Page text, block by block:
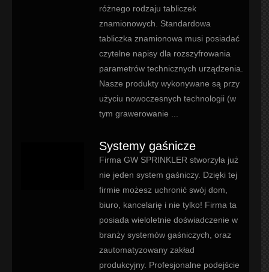
różnego rodzaju tabliczek
znamionowych. Standardowa
tabliczka znamionowa musi posiadać
czytelne napisy dla rozszyfrowania
parametrów technicznych urządzenia.
Nasze produkty wykonywane są przy
użyciu nowoczesnych technologii (w
tym grawerowanie ...
Systemy gaśnicze
Firma GW SPRINKLER stworzyła już
nie jeden system gaśniczy. Dzięki tej
firmie możesz uchronić swój dom,
biuro, kancelarię i nie tylko! Firma ta
posiada wieloletnie doświadczenie w
branży systemów gaśniczych, oraz
zautomatyzowany zakład
produkcyjny. Profesjonalne podejście